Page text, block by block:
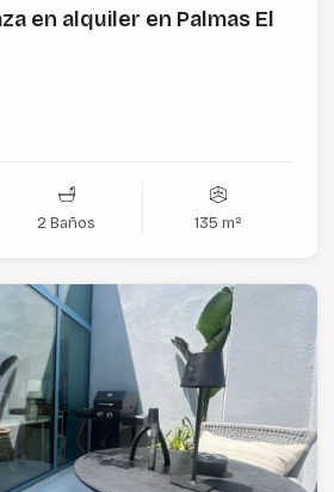
en alquiler en Palmas El
2 Baños 135 m²